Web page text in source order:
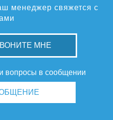
менеджер свяжется с
МНЕ
вопросы в сообщении